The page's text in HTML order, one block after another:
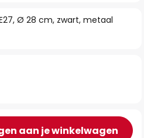
Ø 28 cm, zwart, metaal
aan je winkelwagen